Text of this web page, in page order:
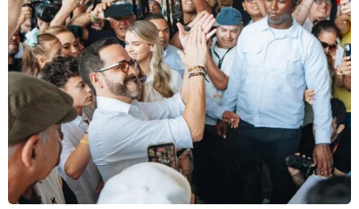
04/07/2022 03:49
Chiến sỹ Quan Ngọc Hoàng không ngại trời mưa to,
đêm tối, đường sạt lở, đã khẩn trương đến hiện trường
cứu nạn hơn 100 em học sinh bị cô lập trong khu nội trú
Trường Trung học Phổ thông Lâm Bình.